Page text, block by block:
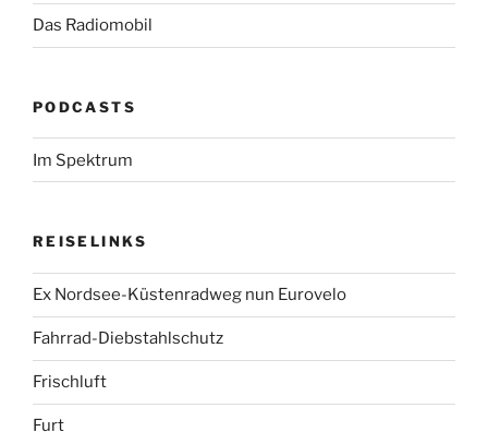
Das Radiomobil
PODCASTS
Im Spektrum
REISELINKS
Ex Nordsee-Küstenradweg nun Eurovelo
Fahrrad-Diebstahlschutz
Frischluft
Furt